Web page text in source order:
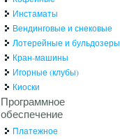
Инстаматы
Вендинговые и снековые
Лотерейные и бульдозеры
Кран-машины
Игорные (клубы)
Киоски
Программное
обеспечение
Платежное